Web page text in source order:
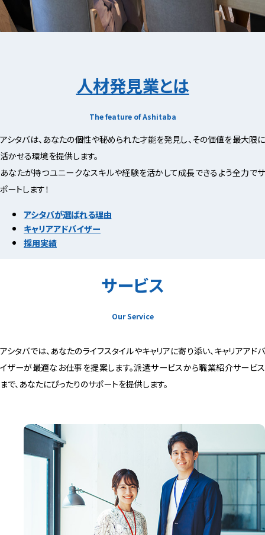
人材発見業とは
The feature of Ashitaba
アシタバは、あなたの個性や秘められた才能を発見し、その価値を最大限に
活かせる環境を提供します。
あなたが持つユニークなスキルや経験を活かして成長できるよう全力でサ
ポートします！
アシタバが選ばれる理由
キャリアアドバイザー
採用実績
サービス
Our Service
アシタバでは、あなたのライフスタイルやキャリアに寄り添い、キャリアアドバ
イザーが最適なお仕事を提案します。派遣サービスから職業紹介サービス
まで、あなたにぴったりのサポートを提供します。